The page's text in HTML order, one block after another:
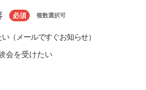
必須 複数選択可
（メールですぐお知らせ）
会を受けたい